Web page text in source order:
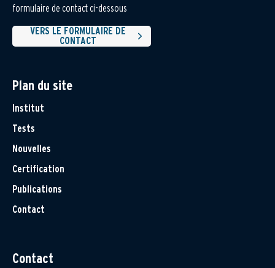
formulaire de contact ci-dessous
VERS LE FORMULAIRE DE
CONTACT
Plan du site
Institut
Tests
Nouvelles
Certification
Publications
Contact
Contact